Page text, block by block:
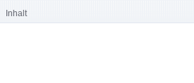
Inhalt